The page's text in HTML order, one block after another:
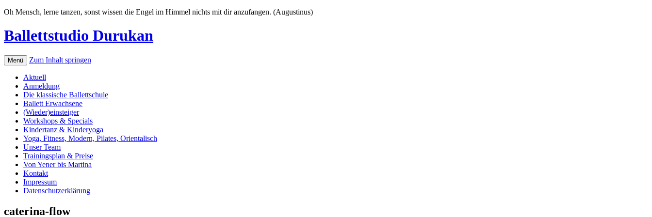
Oh Mensch, lerne tanzen, sonst wissen die Engel im Himmel nichts mit dir anzufangen. (Augustinus)
Ballettstudio Durukan
Menü Zum Inhalt springen
Aktuell
Anmeldung
Die klassische Ballettschule
Ballett Erwachsene
(Wieder)einsteiger
Workshops & Specials
Kindertanz & Kinderyoga
Yoga, Fitness, Modern, Pilates, Orientalisch
Unser Team
Trainingsplan & Preise
Von Yener bis Martina
Kontakt
Impressum
Datenschutzerklärung
caterina-flow